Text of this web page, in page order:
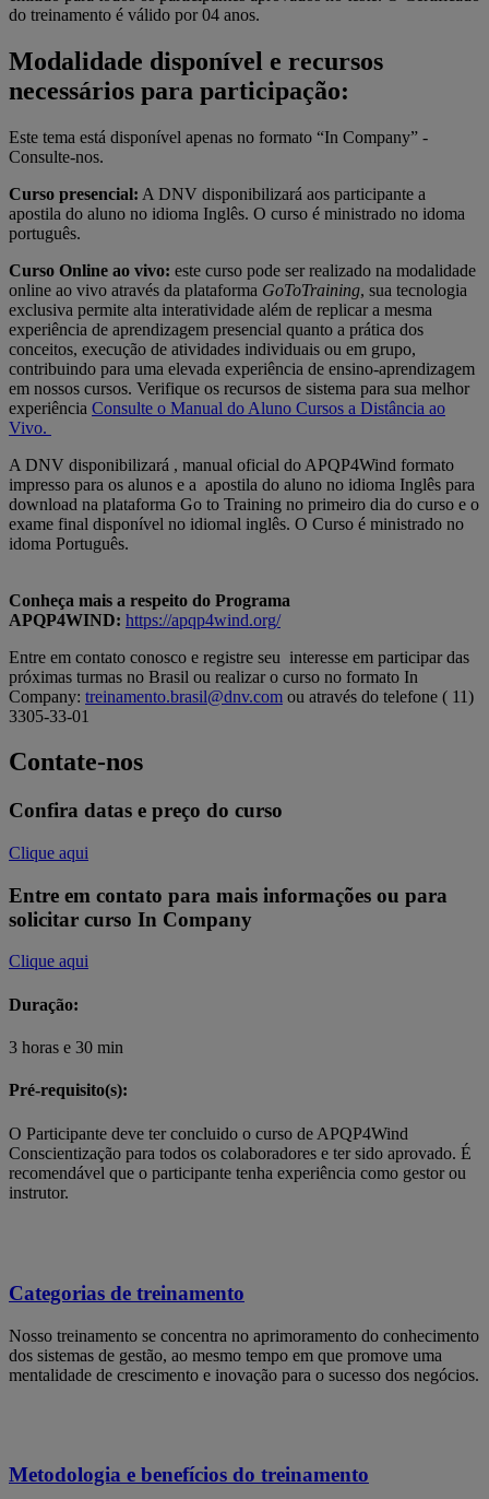
do treinamento é válido por 04 anos.
Modalidade disponível e recursos
necessários para participação:
Este tema está disponível apenas no formato “In Company” -
Consulte-nos.
Curso presencial: A DNV disponibilizará aos participante a
apostila do aluno no idioma Inglês. O curso é ministrado no idoma
português.
Curso Online ao vivo: este curso pode ser realizado na modalidade
online ao vivo através da plataforma GoToTraining, sua tecnologia
exclusiva permite alta interatividade além de replicar a mesma
experiência de aprendizagem presencial quanto a prática dos
conceitos, execução de atividades individuais ou em grupo,
contribuindo para uma elevada experiência de ensino-aprendizagem
em nossos cursos. Verifique os recursos de sistema para sua melhor
experiência Consulte o Manual do Aluno Cursos a Distância ao
Vivo.
A DNV disponibilizará , manual oficial do APQP4Wind formato
impresso para os alunos e a apostila do aluno no idioma Inglês para
download na plataforma Go to Training no primeiro dia do curso e o
exame final disponível no idiomal inglês. O Curso é ministrado no
idoma Português.
Conheça mais a respeito do Programa
APQP4WIND: https://apqp4wind.org/
Entre em contato conosco e registre seu interesse em participar das
próximas turmas no Brasil ou realizar o curso no formato In
Company: treinamento.brasil@dnv.com ou através do telefone ( 11)
3305-33-01
Contate-nos
Confira datas e preço do curso
Clique aqui
Entre em contato para mais informações ou para
solicitar curso In Company
Clique aqui
Duração:
3 horas e 30 min
Pré-requisito(s):
O Participante deve ter concluido o curso de APQP4Wind
Conscientização para todos os colaboradores e ter sido aprovado. É
recomendável que o participante tenha experiência como gestor ou
instrutor.
Categorias de treinamento
Nosso treinamento se concentra no aprimoramento do conhecimento
dos sistemas de gestão, ao mesmo tempo em que promove uma
mentalidade de crescimento e inovação para o sucesso dos negócios.
Metodologia e benefícios do treinamento